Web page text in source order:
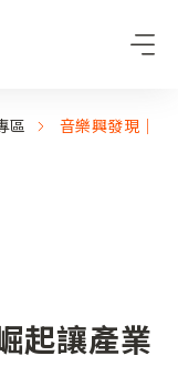
區
音樂興發現｜
起讓產業